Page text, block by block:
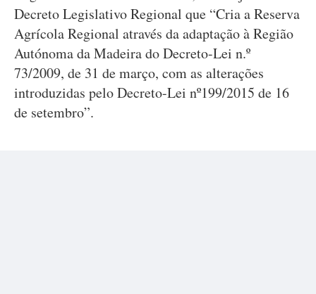
Decreto Legislativo Regional que “Cria a Reserva
Agrícola Regional através da adaptação à Região
Autónoma da Madeira do Decreto-Lei n.º
73/2009, de 31 de março, com as alterações
introduzidas pelo Decreto-Lei nº199/2015 de 16
de setembro”.